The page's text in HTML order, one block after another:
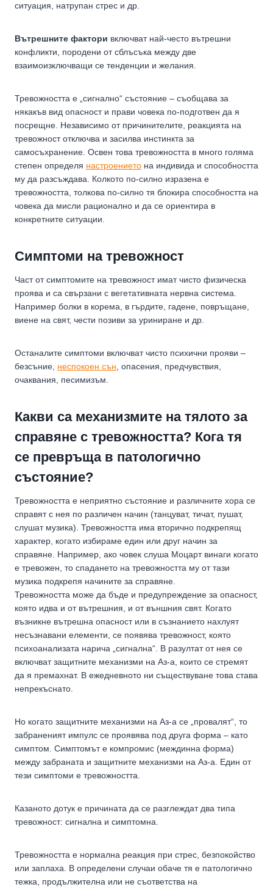
ситуация, натрупан стрес и др.
Вътрешните фактори включват най-често вътрешни
конфликти, породени от сблъсъка между две
взаимоизключващи се тенденции и желания.
Тревожността е „сигнално“ състояние – съобщава за
някакъв вид опасност и прави човека по-подготвен да я
посрещне. Независимо от причинителите, реакцията на
тревожност отключва и засилва инстинкта за
самосъхранение. Освен това тревожността в много голяма
степен определя настроението на индивида и способността
му да разсъждава. Колкото по-силно изразена е
тревожността, толкова по-силно тя блокира способността на
човека да мисли рационално и да се ориентира в
конкретните ситуации.
Симптоми на тревожност
Част от симптомите на тревожност имат чисто физическа
проява и са свързани с вегетативната нервна система.
Например болки в корема, в гърдите, гадене, повръщане,
виене на свят, чести позиви за уриниране и др.
Останалите симптоми включват чисто психични прояви –
безсъние, неспокоен сън, опасения, предчувствия,
очаквания, песимизъм.
Какви са механизмите на тялото за
справяне с тревожността? Кога тя
се превръща в патологично
състояние?
Тревожността е неприятно състояние и различните хора се
справят с нея по различен начин (танцуват, тичат, пушат,
слушат музика). Тревожността има вторично подкрепящ
характер, когато избираме един или друг начин за
справяне. Например, ако човек слуша Моцарт винаги когато
е тревожен, то спадането на тревожността му от тази
музика подкрепя начините за справяне.
Тревожността може да бъде и предупреждение за опасност,
която идва и от вътрешния, и от външния свят. Когато
възникне вътрешна опасност или в съзнанието нахлуят
несъзнавани елементи, се появява тревожност, която
психоанализата нарича „сигнална“. В разултат от нея се
включват защитните механизми на Аз-а, които се стремят
да я премахнат. В ежедневното ни съществуване това става
непрекъснато.
Но когато защитните механизми на Аз-а се „провалят“, то
забраненият импулс се проявява под друга форма – като
симптом. Симптомът е компромис (междинна форма)
между забраната и защитните механизми на Аз-а. Един от
тези симптоми е тревожността.
Казаното дотук е причината да се разглеждат два типа
тревожност: сигнална и симптомна.
Тревожността е нормална реакция при стрес, безпокойство
или заплаха. В определени случаи обаче тя е патологично
тежка, продължителна или не съответства на